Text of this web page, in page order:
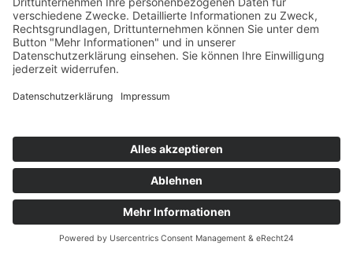
ERKLÄRUNG ZUR BARRIEREFREIHEIT
COOKIE-EINSTELLUNGEN